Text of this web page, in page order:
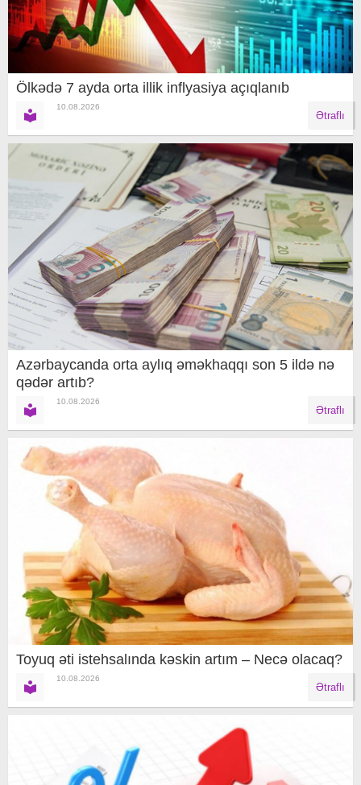
Ölkədə 7 ayda orta illik inflyasiya açıqlanıb
10.08.2026
Ətraflı
Azərbaycanda orta aylıq əməkhaqqı son 5 ildə nə
qədər artıb?
10.08.2026
Ətraflı
Toyuq əti istehsalında kəskin artım – Necə olacaq?
10.08.2026
Ətraflı